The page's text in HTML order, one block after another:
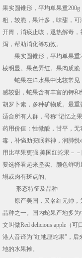
果实圆锥形，平均单果重
粗，较脆，果汁多，味甜，
开胃，消痰止咳，退热解毒
泻，帮助消化等功效。
果实圆锥形，平均单果重
棱明显。果色弄红。果肉质脆
蛇果在洋水果中比较常见
感较甜，蛇果含有丰富的钾和
胡罗卜素，多种矿物质。最重
适合所有人群，号称“记忆之
药用价值：性微酸，甘平，
毒，补恼助安眠养神，润肺
用比苹果更强.美国红蛇果－
要选择看起来坚实、颜色鲜
塌或肉有斑点的。
形态特征及品种
原产美国，又名红元帅，
品种之一。国内蛇果产地多
文叫做Red delicious apple（
港人音译为“红地厘蛇果”，后
地的水果摊。